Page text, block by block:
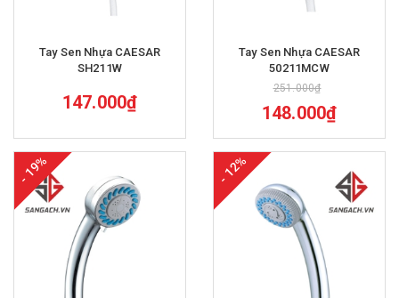
Tay Sen Nhựa CAESAR
SH211W
147.000₫
Tay Sen Nhựa CAESAR
50211MCW
251.000₫
148.000₫
- 19% - 12%